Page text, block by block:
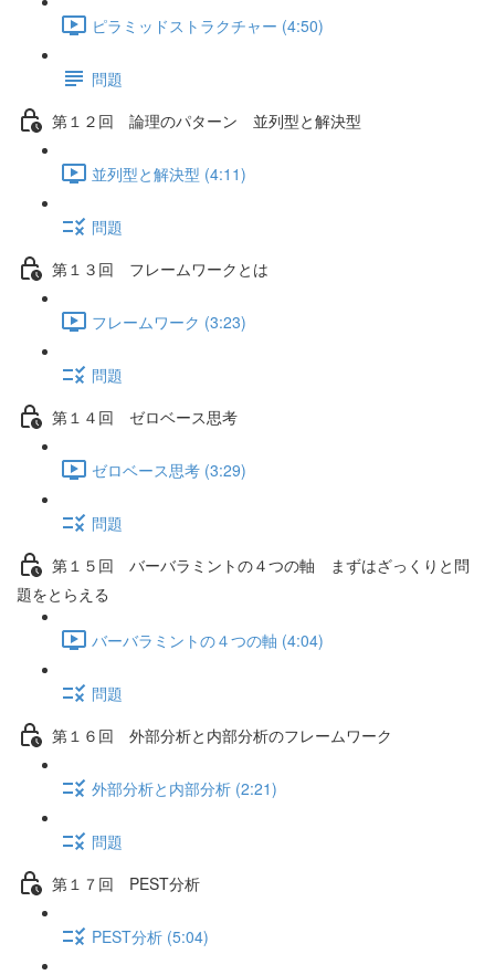
ピラミッドストラクチャー (4:50)
問題
第１２回 論理のパターン 並列型と解決型
並列型と解決型 (4:11)
問題
第１３回 フレームワークとは
フレームワーク (3:23)
問題
第１４回 ゼロベース思考
ゼロベース思考 (3:29)
問題
第１５回 バーバラミントの４つの軸 まずはざっくりと問
題をとらえる
バーバラミントの４つの軸 (4:04)
問題
第１６回 外部分析と内部分析のフレームワーク
外部分析と内部分析 (2:21)
問題
第１７回 PEST分析
PEST分析 (5:04)